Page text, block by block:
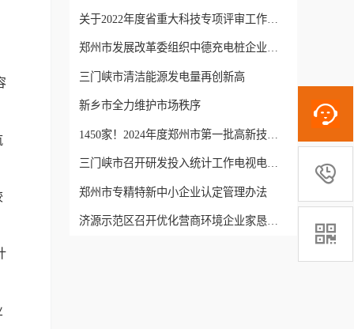
关于2022年度省重大科技专项评审工作有关事项的通知
郑州市发展改革委组织中德充电桩企业开展产业合作对接
三门峡市清洁能源发电量再创新高
新乡市全力维护市场秩序
1450家！2024年度郑州市第一批高新技术企业受理名单公示
三门峡市召开研发投入统计工作电视电话会议
郑州市专精特新中小企业认定管理办法
济源示范区召开优化营商环境企业家恳谈会

